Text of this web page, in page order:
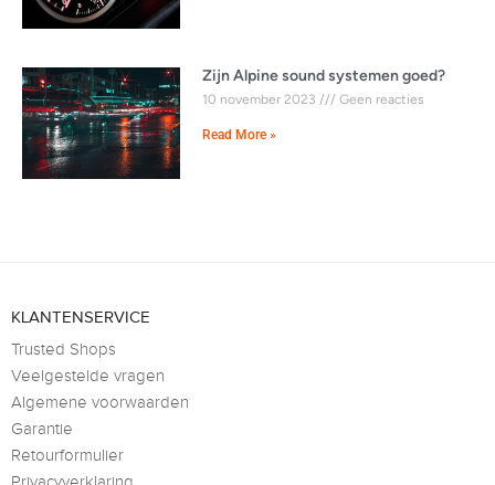
Zijn Alpine sound systemen goed?
10 november 2023 Geen reacties
Read More »
KLANTENSERVICE
Trusted Shops
Veelgestelde vragen
Algemene voorwaarden
Garantie
Retourformulier